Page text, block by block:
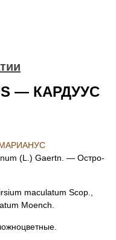
— КАРДУУС
МАРИАНУС
(L.) Gaertn. — Остро-
maculatum Scop.,
Moench.